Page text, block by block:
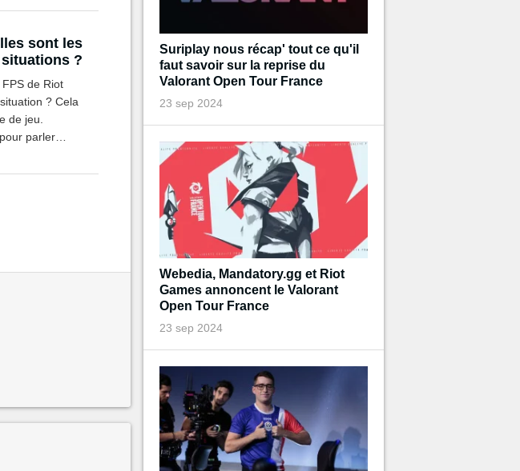
sont les
?
de Riot
? Cela
de jeu.
parler
Suriplay nous récap' tout ce qu'il
faut savoir sur la reprise du
Valorant Open Tour France
23 sep 2024
Webedia, Mandatory.gg et Riot
Games annoncent le Valorant
Open Tour France
23 sep 2024